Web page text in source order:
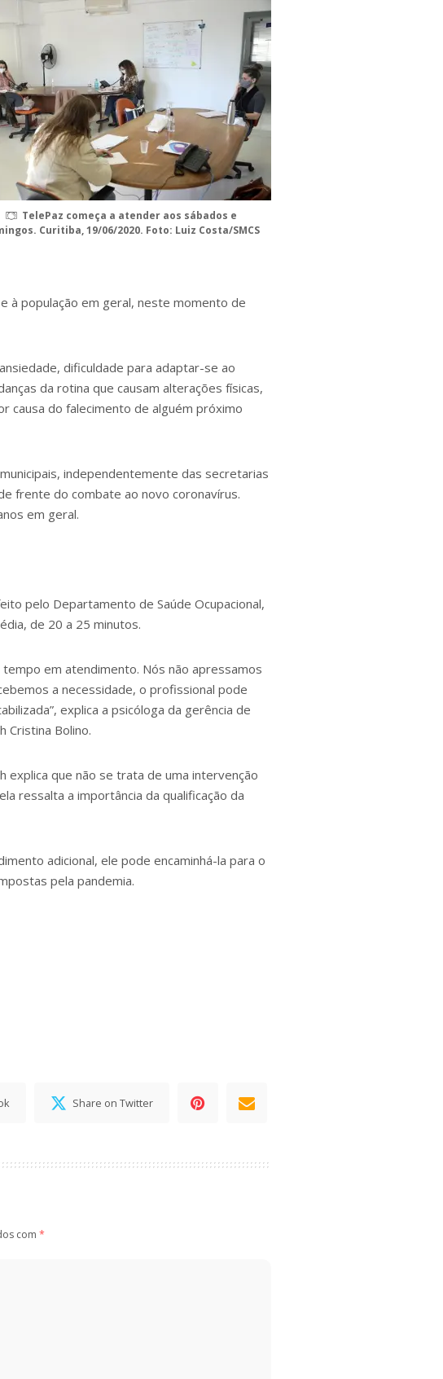
TelePaz começa a atender aos sábados e
Curitiba, 19/06/2020. Foto: Luiz Costa/SMCS
à população em geral, neste momento de
dificuldade para adaptar-se ao
da rotina que causam alterações físicas,
causa do falecimento de alguém próximo
independentemente das secretarias
frente do combate ao novo coronavírus.
em geral.
pelo Departamento de Saúde Ocupacional,
de 20 a 25 minutos.
em atendimento. Nós não apressamos
a necessidade, o profissional pode
explica a psicóloga da gerência de
Cristina Bolino.
explica que não se trata de uma intervenção
ressalta a importância da qualificação da
adicional, ele pode encaminhá-la para o
pela pandemia.
Share on Twitter
com *